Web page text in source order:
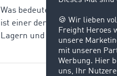
Was bedeutet Transport? Bei
ist einer der drei
Lagern und Umschlagen.